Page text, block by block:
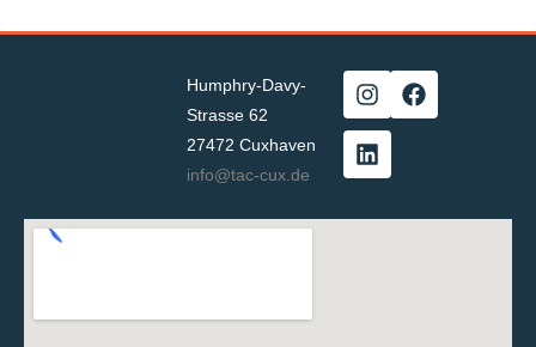
Humphry-Davy-
Strasse 62
27472 Cuxhaven
info@tac-cux.de